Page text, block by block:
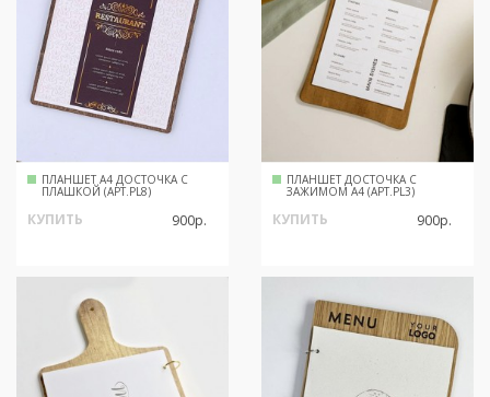
ПЛАНШЕТ А4 ДОСТОЧКА С
ПЛАШКОЙ (АРТ.PL8)
КУПИТЬ 900р.
ПЛАНШЕТ ДОСТОЧКА С
ЗАЖИМОМ А4 (АРТ.PL3)
КУПИТЬ 900р.